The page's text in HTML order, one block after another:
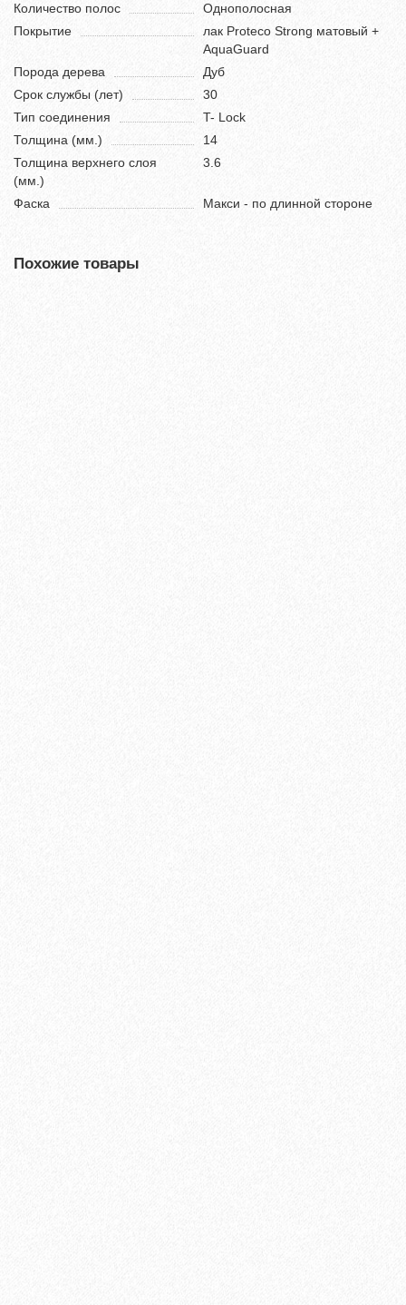
Количество полос
Однополосная
Покрытие
лак Proteco Strong матовый +
AquaGuard
Порода дерева
Дуб
Срок службы (лет)
30
Тип соединения
T- Lock
Толщина (мм.)
14
Толщина верхнего слоя
(мм.)
3.6
Фаска Макси - по длинной стороне
Похожие товары